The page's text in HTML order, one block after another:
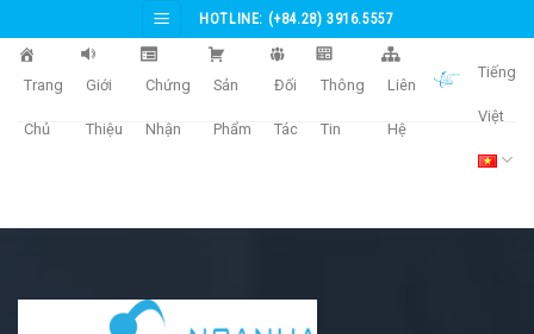
to
HOTLINE: (+84.28) 3916.5557
Trang
Chủ
Giới
Thiệu
Chứng
Nhận
Sản
Phẩm
Đối
Tác
Thông
Tin
Liên
Hệ
Tiếng
Việt